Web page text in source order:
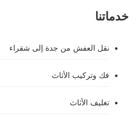
خدماتنا
نقل العفش من جدة إلى شقراء
فك وتركيب الأثاث
تغليف الأثاث